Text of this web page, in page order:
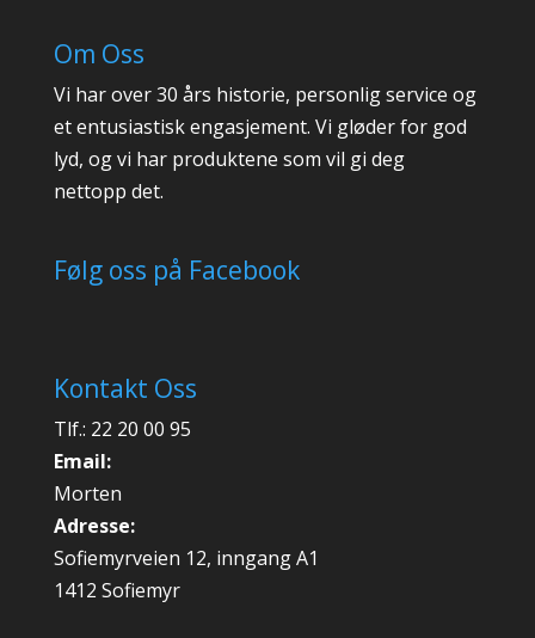
Om Oss
Vi har over 30 års historie, personlig service og
et entusiastisk engasjement. Vi gløder for god
lyd, og vi har produktene som vil gi deg
nettopp det.
Følg oss på Facebook
Kontakt Oss
Tlf.: 22 20 00 95
Email:
Morten
Adresse:
Sofiemyrveien 12, inngang A1
1412 Sofiemyr